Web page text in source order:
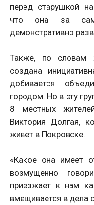
перед старушкой
что она за
демонстративно
Также, по
создана
добивается
городом. Но в эту
8 местных
Виктория Долгая,
живет в Покровске.
«Какое она имеет
возмущенно
приезжает к нам
вмещивается в дела